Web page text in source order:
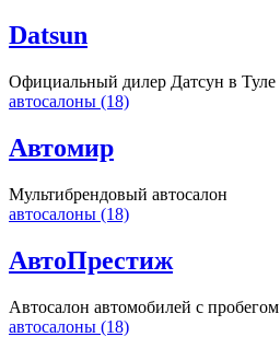
Datsun
Официальный дилер Датсун в Туле
автосалоны (18)
Автомир
Mультибрендовый автосалон
автосалоны (18)
АвтоПрестиж
Автосалон автомобилей с пробегом
автосалоны (18)